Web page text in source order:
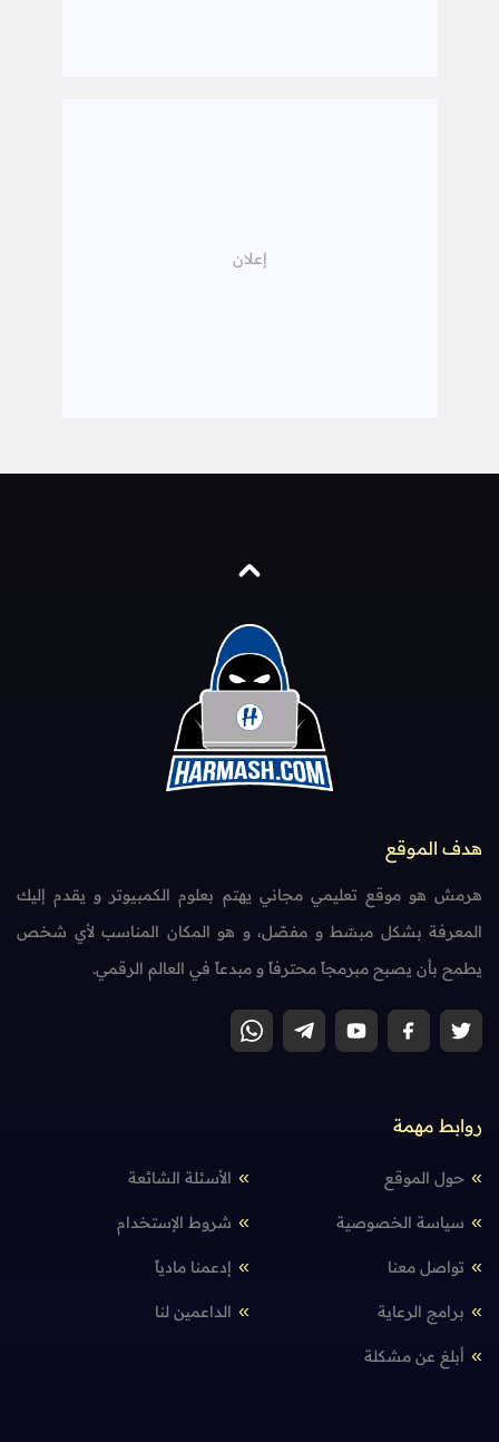
هدف الموقع
هرمش هو موقع تعليمي مجاني يهتم بعلوم الكمبيوتر و يقدم إليك
المعرفة بشكل مبسّط و مفصّل، و هو المكان المناسب لأي شخص
يطمح بأن يصبح مبرمجاً محترفاً و مبدعاً في العالم الرقمي.
روابط مهمة
حول الموقع الأسئلة الشائعة
سياسة الخصوصية شروط الإستخدام
تواصل معنا إدعمنا مادياً
برامج الرعاية الداعمين لنا
أبلغ عن مشكلة